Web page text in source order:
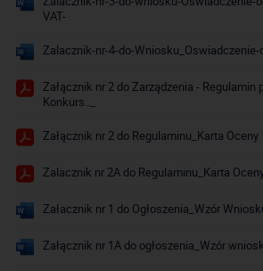
VAT-
Zalacznik-nr-4-do-
Załącznik nr 2 do Zarządzenia -
Konkurs.._
Załącznik nr 2 do Regulaminu_Karta Oceny
Zalacznik nr 2A do Regulaminu_Karta
Załacznik nr 1 do Ogłoszenia_Wzór
Załącznik nr 1A do ogłoszenia_Wzór